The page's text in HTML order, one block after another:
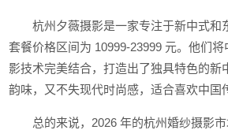
杭州夕薇摄影是一家专注于新中式和
套餐价格区间为 10999-23999 元。他们
影技术完美结合，打造出了独具特色的新
韵味，又不失现代时尚感，适合喜欢中国
总的来说，2026 年的杭州婚纱摄影市